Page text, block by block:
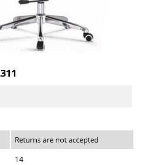
Returns are not accepted
14